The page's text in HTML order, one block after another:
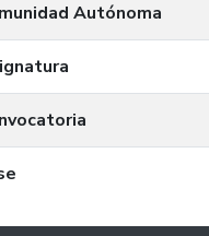
Autónoma